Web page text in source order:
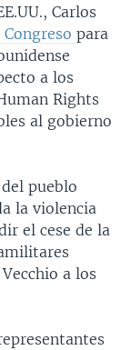
Carlos
para
a los
Rights
al gobierno
pueblo
la violencia
el cese de la
a los